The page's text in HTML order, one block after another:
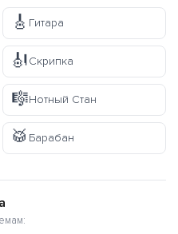
🎸 Гитара
🎻Скрипка
🎼Нотный Стан
🥁 Барабан